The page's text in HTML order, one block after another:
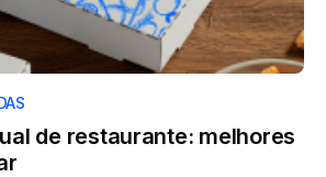
de restaurante: melhores